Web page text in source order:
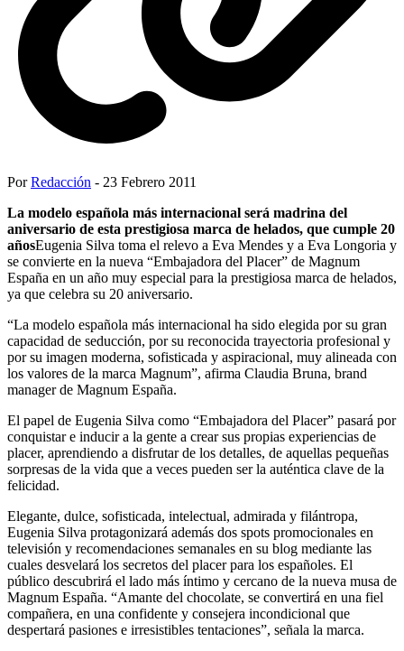
PorRedacción - 23 Febrero 2011
La modelo española más internacional será madrina del
aniversario de esta prestigiosa marca de helados, que cumple 20
añosEugenia Silva toma el relevo a Eva Mendes y a Eva Longoria y
se convierte en la nueva “Embajadora del Placer” de Magnum
España en un año muy especial para la prestigiosa marca de helados,
ya que celebra su 20 aniversario.
“La modelo española más internacional ha sido elegida por su gran
capacidad de seducción, por su reconocida trayectoria profesional y
por su imagen moderna, sofisticada y aspiracional, muy alineada con
los valores de la marca Magnum”, afirma Claudia Bruna, brand
manager de Magnum España.
El papel de Eugenia Silva como “Embajadora del Placer” pasará por
conquistar e inducir a la gente a crear sus propias experiencias de
placer, aprendiendo a disfrutar de los detalles, de aquellas pequeñas
sorpresas de la vida que a veces pueden ser la auténtica clave de la
felicidad.
Elegante, dulce, sofisticada, intelectual, admirada y filántropa,
Eugenia Silva protagonizará además dos spots promocionales en
televisión y recomendaciones semanales en su blog mediante las
cuales desvelará los secretos del placer para los españoles. El
público descubrirá el lado más íntimo y cercano de la nueva musa de
Magnum España. “Amante del chocolate, se convertirá en una fiel
compañera, en una confidente y consejera incondicional que
despertará pasiones e irresistibles tentaciones”, señala la marca.